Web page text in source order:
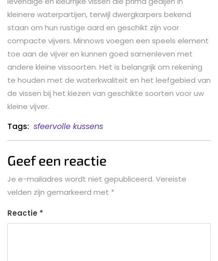
kleinere waterpartijen, terwijl dwergkarpers bekend
staan om hun rustige aard en geschikt zijn voor
compacte vijvers. Minnows voegen een speels element
toe aan de vijver en kunnen goed samenleven met
andere kleine vissoorten. Het is belangrijk om rekening
te houden met de waterkwaliteit en het leefgebied van
de vissen bij het kiezen van geschikte soorten voor uw
kleine vijver.
Tags: sfeervolle kussens
Geef een reactie
Je e-mailadres wordt niet gepubliceerd. Vereiste
velden zijn gemarkeerd met *
Reactie *